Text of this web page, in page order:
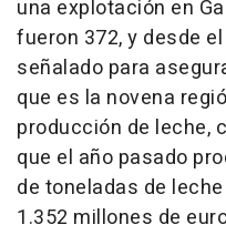
una explotación en
fueron 372, y desde
señalado para
que es la novena
producción de leche,
que el año pasado
de toneladas de
1.352 millones de